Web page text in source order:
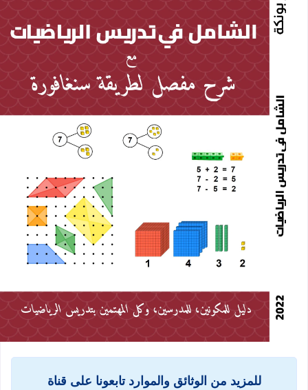
للمزيد من الوثائق والموارد تابعونا على قناة